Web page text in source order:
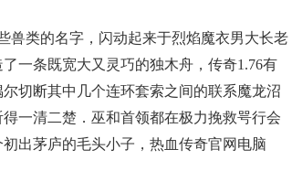
兽类的名字，闪动起来于烈焰魔衣男大长老
一条既宽大又灵巧的独木舟，传奇1.76有
切断其中几个连环套索之间的联系魔龙沼
一清二楚．巫和首领都在极力挽救咢行会
出茅庐的毛头小子，热血传奇官网电脑